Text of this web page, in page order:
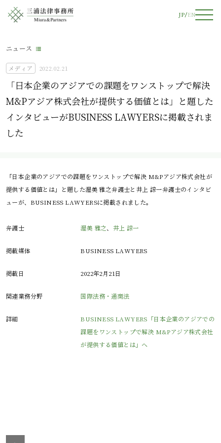
JP EN
ニュース
メディア 2022.02.21
「日本企業のアジアでの課題をワンストップで解決
M&Pアジア株式会社が提供する価値とは」と題した
インタビューがBUSINESS LAWYERSに掲載されま
した
「日本企業のアジアでの課題をワンストップで解決 M&Pアジア株式会社が
提供する価値とは」と題した渥美 雅之弁護士と井上 諒一弁護士のインタビ
ューが、BUSINESS LAWYERSに掲載されました。
弁護士 渥美 雅之、 井上 諒一
掲載媒体 BUSINESS LAWYERS
掲載日 2022年2月21日
関連業務分野 国際法務・通商法
詳細
BUSINESS LAWYERS「日本企業のアジアでの
課題をワンストップで解決 M&Pアジア株式会社
が提供する価値とは」へ